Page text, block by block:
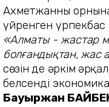
Ахметжанның
үйренген үрпекбас
«Алматы - жастар
болғандықтан, жас
сөзін де әркім
белсенді
Бауыржан БА